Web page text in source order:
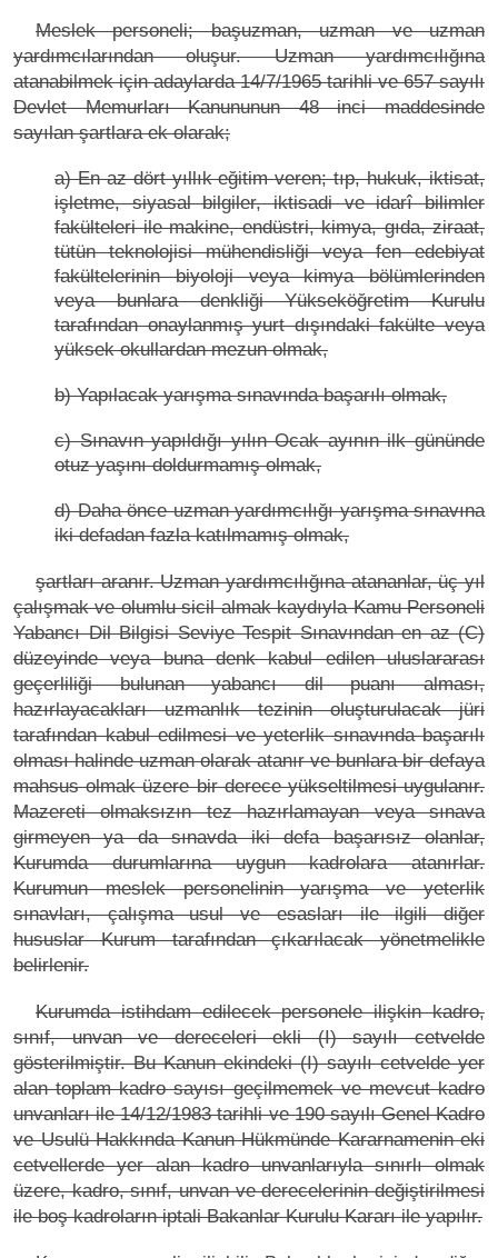
Meslek personeli; başuzman, uzman ve uzman
yardımcılarından oluşur. Uzman yardımcılığına
atanabilmek için adaylarda 14/7/1965 tarihli ve 657 sayılı
Devlet Memurları Kanununun 48 inci maddesinde
sayılan şartlara ek olarak;
a) En az dört yıllık eğitim veren; tıp, hukuk, iktisat,
işletme, siyasal bilgiler, iktisadi ve idarî bilimler
fakülteleri ile makine, endüstri, kimya, gıda, ziraat,
tütün teknolojisi mühendisliği veya fen edebiyat
fakültelerinin biyoloji veya kimya bölümlerinden
veya bunlara denkliği Yükseköğretim Kurulu
tarafından onaylanmış yurt dışındaki fakülte veya
yüksek okullardan mezun olmak,
b) Yapılacak yarışma sınavında başarılı olmak,
c) Sınavın yapıldığı yılın Ocak ayının ilk gününde
otuz yaşını doldurmamış olmak,
d) Daha önce uzman yardımcılığı yarışma sınavına
iki defadan fazla katılmamış olmak,
şartları aranır. Uzman yardımcılığına atananlar, üç yıl
çalışmak ve olumlu sicil almak kaydıyla Kamu Personeli
Yabancı Dil Bilgisi Seviye Tespit Sınavından en az (C)
düzeyinde veya buna denk kabul edilen uluslararası
geçerliliği bulunan yabancı dil puanı alması,
hazırlayacakları uzmanlık tezinin oluşturulacak jüri
tarafından kabul edilmesi ve yeterlik sınavında başarılı
olması halinde uzman olarak atanır ve bunlara bir defaya
mahsus olmak üzere bir derece yükseltilmesi uygulanır.
Mazereti olmaksızın tez hazırlamayan veya sınava
girmeyen ya da sınavda iki defa başarısız olanlar,
Kurumda durumlarına uygun kadrolara atanırlar.
Kurumun meslek personelinin yarışma ve yeterlik
sınavları, çalışma usul ve esasları ile ilgili diğer
hususlar Kurum tarafından çıkarılacak yönetmelikle
belirlenir.
Kurumda istihdam edilecek personele ilişkin kadro,
sınıf, unvan ve dereceleri ekli (I) sayılı cetvelde
gösterilmiştir. Bu Kanun ekindeki (I) sayılı cetvelde yer
alan toplam kadro sayısı geçilmemek ve mevcut kadro
unvanları ile 14/12/1983 tarihli ve 190 sayılı Genel Kadro
ve Usulü Hakkında Kanun Hükmünde Kararnamenin eki
cetvellerde yer alan kadro unvanlarıyla sınırlı olmak
üzere, kadro, sınıf, unvan ve derecelerinin değiştirilmesi
ile boş kadroların iptali Bakanlar Kurulu Kararı ile yapılır.